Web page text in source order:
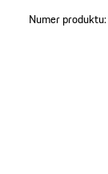
Numer produktu: